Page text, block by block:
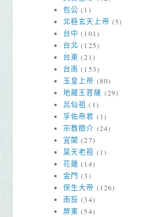
包公 (1)
北極玄天上帝 (5)
台中 (101)
台北 (125)
台東 (21)
台南 (153)
玉皇上帝 (80)
地藏王菩薩 (29)
呂仙祖 (1)
孚佑帝君 (1)
宗教簡介 (24)
宜蘭 (27)
昊天老祖 (1)
花蓮 (14)
金門 (3)
保生大帝 (126)
南投 (34)
屏東 (54)